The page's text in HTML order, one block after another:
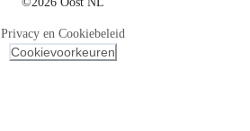
Privacy en Cookiebeleid
Cookievoorkeuren